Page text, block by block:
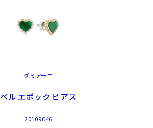
ダミアーニ
ベル エポック ピアス
20109046